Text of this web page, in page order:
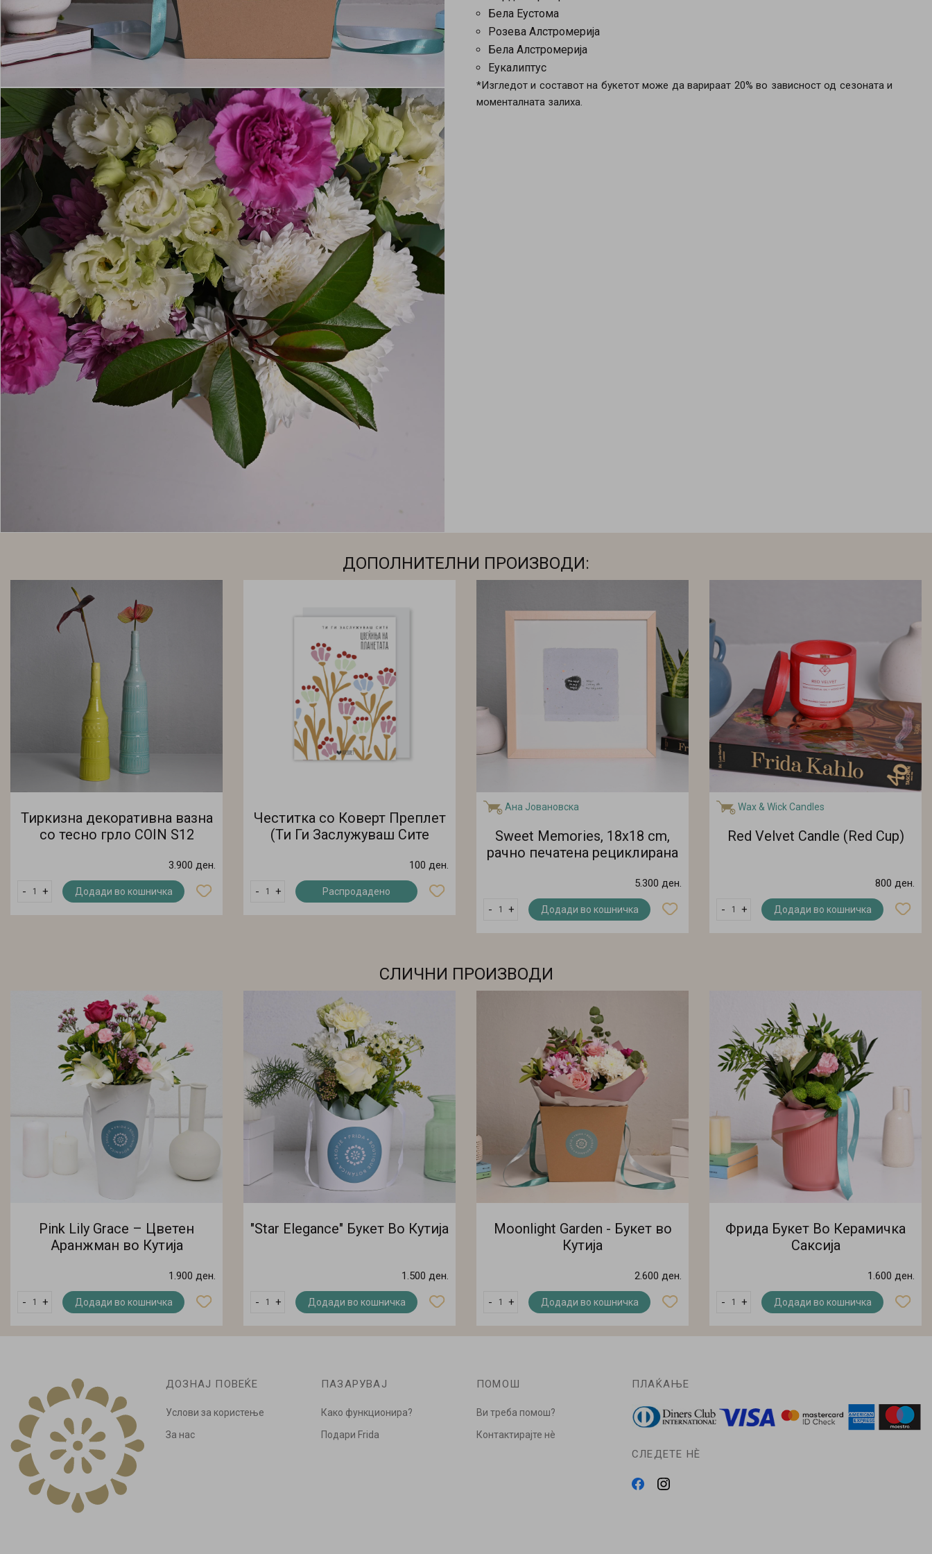
Бела Еустома
Розева Алстромерија
Бела Алстромерија
Еукалиптус
*Изгледот и составот на букетот може да варираат 20% во зависност од сезоната и
моменталната залиха.
ДОПОЛНИТЕЛНИ ПРОИЗВОДИ:
Тиркизна декоративна вазна
со тесно грло COIN S12
3.900 ден.
- + Додади во кошничка
Честитка со Коверт Преплет
(Ти Ги Заслужуваш Сите
100 ден.
- + Распродадено
Ана Јовановска
Sweet Memories, 18x18 cm,
рачно печатена рециклирана
5.300 ден.
- + Додади во кошничка
Wax & Wick Candles
Red Velvet Candle (Red Cup)
800 ден.
- + Додади во кошничка
СЛИЧНИ ПРОИЗВОДИ
Pink Lily Grace – Цветен
Аранжман во Кутија
1.900 ден.
- + Додади во кошничка
"Star Elegance" Букет Во Кутија
1.500 ден.
- + Додади во кошничка
Moonlight Garden - Букет во
Кутија
2.600 ден.
- + Додади во кошничка
Фрида Букет Во Керамичка
Саксија
1.600 ден.
- + Додади во кошничка
ДОЗНАЈ ПОВЕЌЕ
Услови за користење
За нас
ПАЗАРУВАЈ
Како функционира?
Подари Frida
ПОМОШ
Ви треба помош?
Контактирајте нè
ПЛАЌАЊЕ
СЛЕДЕТЕ НÈ